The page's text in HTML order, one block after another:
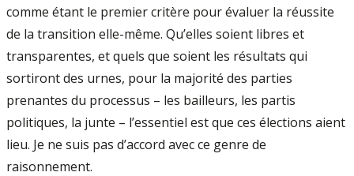
comme étant le premier critère pour évaluer la réussite
de la transition elle-même. Qu’elles soient libres et
transparentes, et quels que soient les résultats qui
sortiront des urnes, pour la majorité des parties
prenantes du processus – les bailleurs, les partis
politiques, la junte – l’essentiel est que ces élections aient
lieu. Je ne suis pas d’accord avec ce genre de
raisonnement.